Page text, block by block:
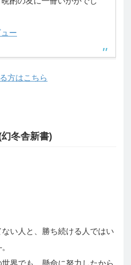
ー
方はこちら
冬舎新書)
い人と、勝ち続ける人ではい
界でも、懸命に努力したから